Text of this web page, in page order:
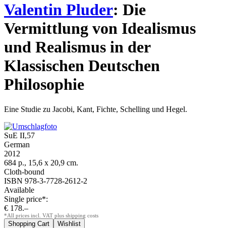
Valentin Pluder: Die
Vermittlung von Idealismus
und Realismus in der
Klassischen Deutschen
Philosophie
Eine Studie zu Jacobi, Kant, Fichte, Schelling und Hegel.
SuE II,57
German
2012
684 p., 15,6 x 20,9 cm.
Cloth-bound
ISBN 978-3-7728-2612-2
Available
Single price*:
€ 178.–
*All prices incl. VAT plus shipping costs